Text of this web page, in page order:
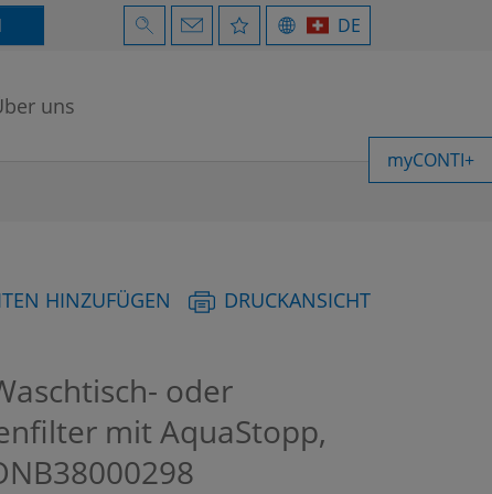
DE
uns
myCONTI+
HINZUFÜGEN DRUCKANSICHT
oder
mit AquaStopp,